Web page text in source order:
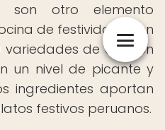
son otro elemento
de festividades en
variedades de ajíes en
un nivel de picante y
ingredientes aportan
festivos peruanos.